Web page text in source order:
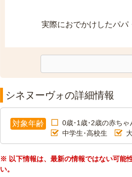
実際におでかけしたパパ
シネヌーヴォの詳細情報
対象年齢 0歳･1歳･2歳の赤ちゃ
中学生･高校生
※ 以下情報は、最新の情報ではない可能
い。